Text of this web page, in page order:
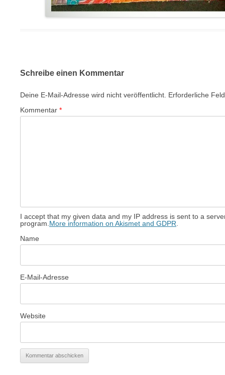
Schreibe einen Kommentar
Deine E-Mail-Adresse wird nicht veröffentlicht. Erforderliche
Kommentar *
I accept that my given data and my IP address is sent to a
program. More information on Akismet and GDPR
Name
E-Mail-Adresse
Website